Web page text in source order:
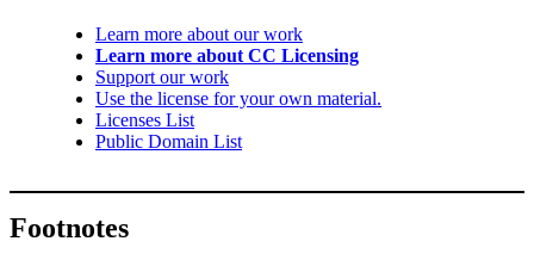
Learn more about our work
Learn more about CC Licensing
Support our work
Use the license for your own material.
Licenses List
Public Domain List
Footnotes